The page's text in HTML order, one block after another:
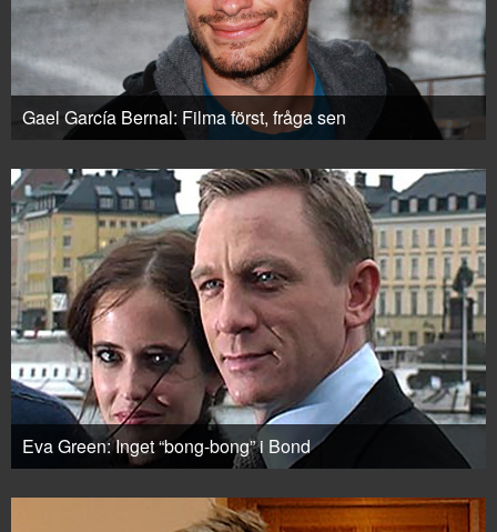
Gael García Bernal: Filma först, fråga sen
Eva Green: Inget “bong-bong” i Bond